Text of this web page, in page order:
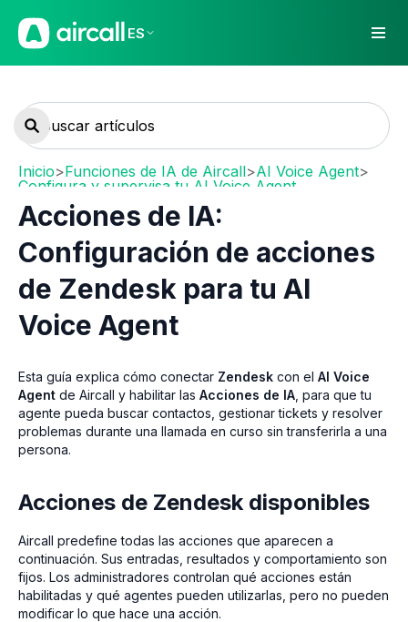
ES
Inicio>Funciones de IA de Aircall>AI Voice Agent>
Configura y supervisa tu AI Voice Agent
Acciones de IA:
Configuración de acciones
de Zendesk para tu AI
Voice Agent
Esta guía explica cómo conectar Zendesk con el AI Voice
Agent de Aircall y habilitar las Acciones de IA , para que tu
agente pueda buscar contactos, gestionar tickets y resolver
problemas durante una llamada en curso sin transferirla a una
persona.
Acciones de Zendesk disponibles
Aircall predefine todas las acciones que aparecen a
continuación. Sus entradas, resultados y comportamiento son
fijos. Los administradores controlan qué acciones están
habilitadas y qué agentes pueden utilizarlas, pero no pueden
modificar lo que hace una acción.